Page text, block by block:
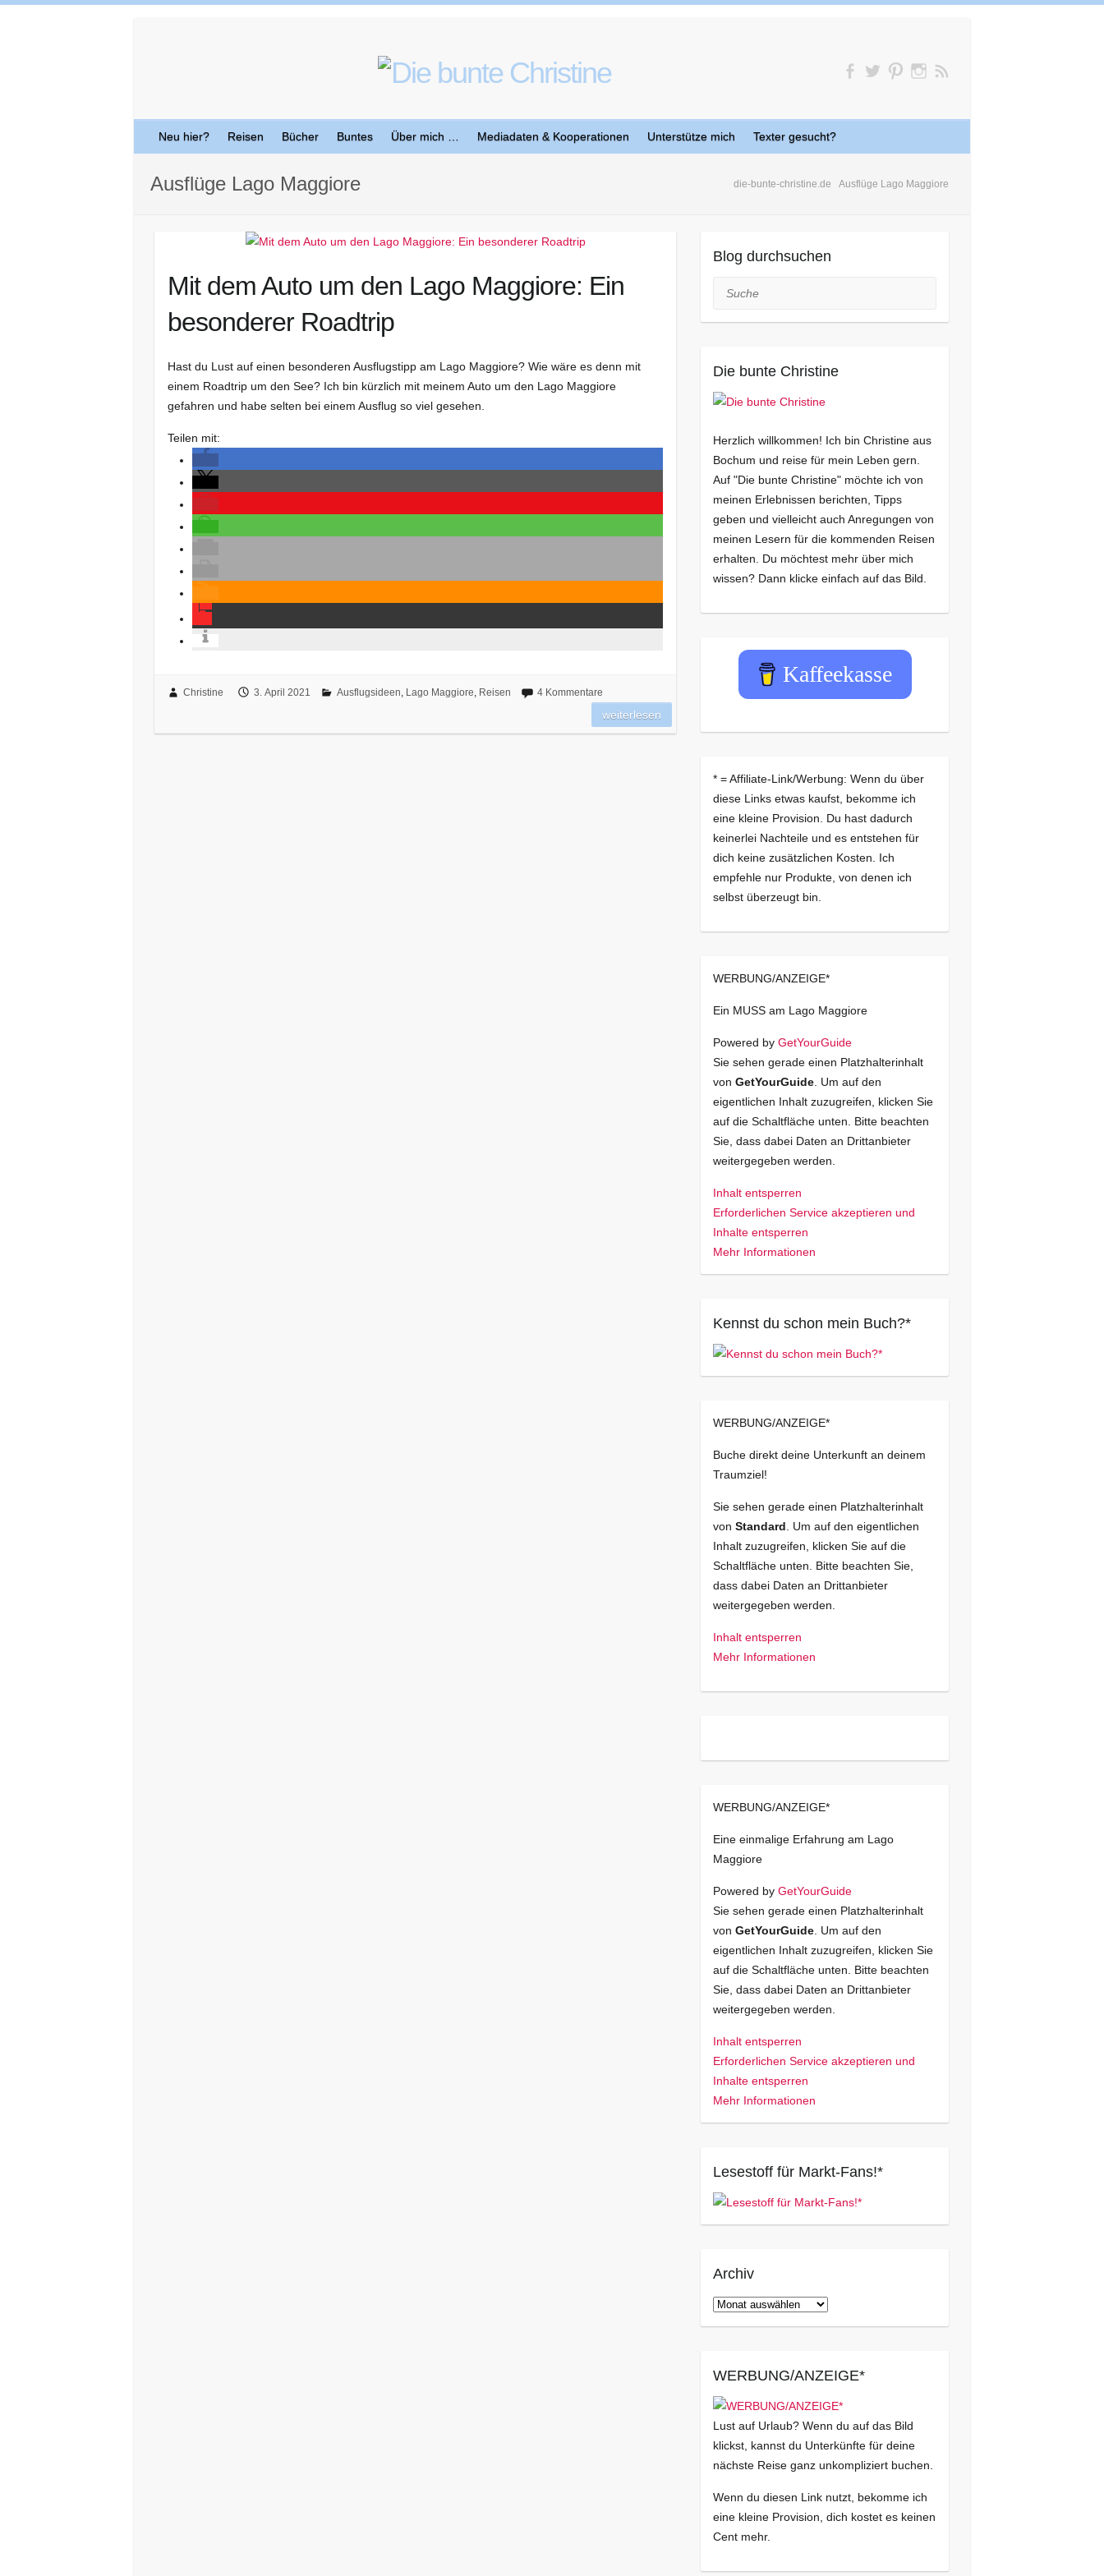
Neu hier? Reisen Bücher Buntes Über mich … Mediadaten & Kooperationen Unterstütze mich Texter gesucht?
die-bunte-christine.de Ausflüge Lago Maggiore
Ausflüge Lago Maggiore
Mit dem Auto um den Lago Maggiore: Ein
besonderer Roadtrip
Hast du Lust auf einen besonderen Ausflugstipp am Lago Maggiore? Wie wäre es denn mit
einem Roadtrip um den See? Ich bin kürzlich mit meinem Auto um den Lago Maggiore
gefahren und habe selten bei einem Ausflug so viel gesehen.
Teilen mit:
Christine 3. April 2021 Ausflugsideen, Lago Maggiore, Reisen 4 Kommentare
weiterlesen
Blog durchsuchen
Suche
Die bunte Christine
Herzlich willkommen! Ich bin Christine aus
Bochum und reise für mein Leben gern.
Auf "Die bunte Christine" möchte ich von
meinen Erlebnissen berichten, Tipps
geben und vielleicht auch Anregungen von
meinen Lesern für die kommenden Reisen
erhalten. Du möchtest mehr über mich
wissen? Dann klicke einfach auf das Bild.
Kaffeekasse
* = Affiliate-Link/Werbung: Wenn du über
diese Links etwas kaufst, bekomme ich
eine kleine Provision. Du hast dadurch
keinerlei Nachteile und es entstehen für
dich keine zusätzlichen Kosten. Ich
empfehle nur Produkte, von denen ich
selbst überzeugt bin.
WERBUNG/ANZEIGE*
Ein MUSS am Lago Maggiore
Powered by GetYourGuide
Sie sehen gerade einen Platzhalterinhalt
von GetYourGuide. Um auf den
eigentlichen Inhalt zuzugreifen, klicken Sie
auf die Schaltfläche unten. Bitte beachten
Sie, dass dabei Daten an Drittanbieter
weitergegeben werden.
Inhalt entsperren
Erforderlichen Service akzeptieren und
Inhalte entsperren
Mehr Informationen
Kennst du schon mein Buch?*
WERBUNG/ANZEIGE*
Buche direkt deine Unterkunft an deinem
Traumziel!
Sie sehen gerade einen Platzhalterinhalt
von Standard . Um auf den eigentlichen
Inhalt zuzugreifen, klicken Sie auf die
Schaltfläche unten. Bitte beachten Sie,
dass dabei Daten an Drittanbieter
weitergegeben werden.
Inhalt entsperren
Mehr Informationen
WERBUNG/ANZEIGE*
Eine einmalige Erfahrung am Lago
Maggiore
Powered by GetYourGuide
Sie sehen gerade einen Platzhalterinhalt
von GetYourGuide. Um auf den
eigentlichen Inhalt zuzugreifen, klicken Sie
auf die Schaltfläche unten. Bitte beachten
Sie, dass dabei Daten an Drittanbieter
weitergegeben werden.
Inhalt entsperren
Erforderlichen Service akzeptieren und
Inhalte entsperren
Mehr Informationen
Lesestoff für Markt-Fans!*
Archiv
Archiv
WERBUNG/ANZEIGE*
Lust auf Urlaub? Wenn du auf das Bild
klickst, kannst du Unterkünfte für deine
nächste Reise ganz unkompliziert buchen.
Wenn du diesen Link nutzt, bekomme ich
eine kleine Provision, dich kostet es keinen
Cent mehr.